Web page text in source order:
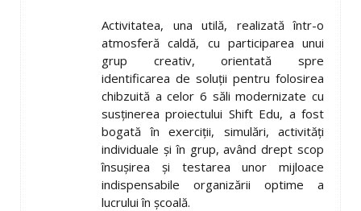
Activitatea, una utilă, realizată într-o
atmosferă caldă, cu participarea unui
grup creativ, orientată spre
identificarea de soluții pentru folosirea
chibzuită a celor 6 săli modernizate cu
susținerea proiectului Shift Edu, a fost
bogată în exerciții, simulări, activități
individuale și în grup, având drept scop
însușirea și testarea unor mijloace
indispensabile organizării optime a
lucrului în școală.